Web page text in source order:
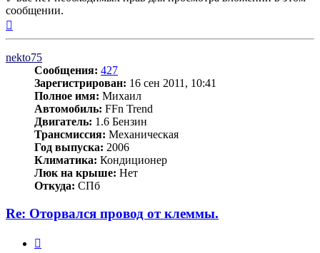
сообщении.
nekto75
Сообщения: 427
Зарегистрирован: 16 сен 2011, 10:41
Полное имя: Михаил
Автомобиль: FFn Trend
Двигатель: 1.6 Бензин
Трансмиссия: Механическая
Год выпуска: 2006
Климатика: Кондиционер
Люк на крыше: Нет
Откуда: СПб
Re: Оторвался провод от клеммы.